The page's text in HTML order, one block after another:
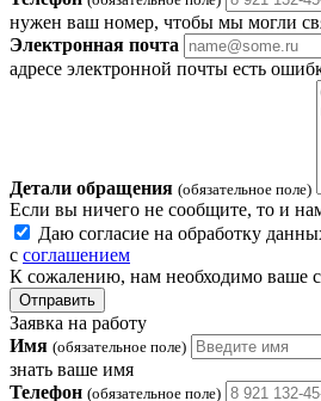
нужен ваш номер, чтобы мы могли
Электронная почта
адресе электронной почты есть
Детали обращения (обязательное поле)
Если вы ничего не сообщите, то и
Даю согласие на обработку
с соглашением
К сожалению, нам необходимо ваше
Отправить
Заявка на работу
Имя (обязательное поле)
знать ваше имя
Телефон (обязательное поле)